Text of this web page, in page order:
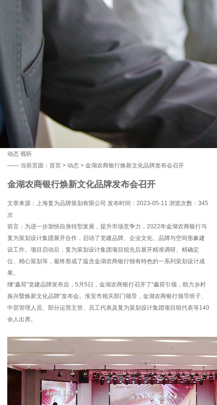
动态 视听
—— 当前页面： 首页 > 动态 > 金湖农商银行焕新文化品牌发布会召开
金湖农商银行焕新文化品牌发布会召开
文章来源：上海复为品牌策划有限公司 发布时间：2023-05-11 浏览次数： 345
次
前言：为进一步加快自身转型发展，提升市场竞争力，2022年金湖农商银行与
复为策划设计集团展开合作，启动了党建品牌、企业文化、品牌与空间形象建
设工作。项目启动后，复为策划设计集团项目组先后展开精准调研、精确定
位、精心策划等，最终形成了蕴含金湖农商银行独有特色的一系列策划设计成
果。
继“鑫荷”党建品牌发布后，5月5日，金湖农商银行召开了“鑫荷引领，助力乡村
振兴暨焕新文化品牌”发布会。淮安市相关部门领导，金湖农商银行领导班子、
中层管理人员、部分运营主管、员工代表及复为策划设计集团项目组代表等140
余人出席。